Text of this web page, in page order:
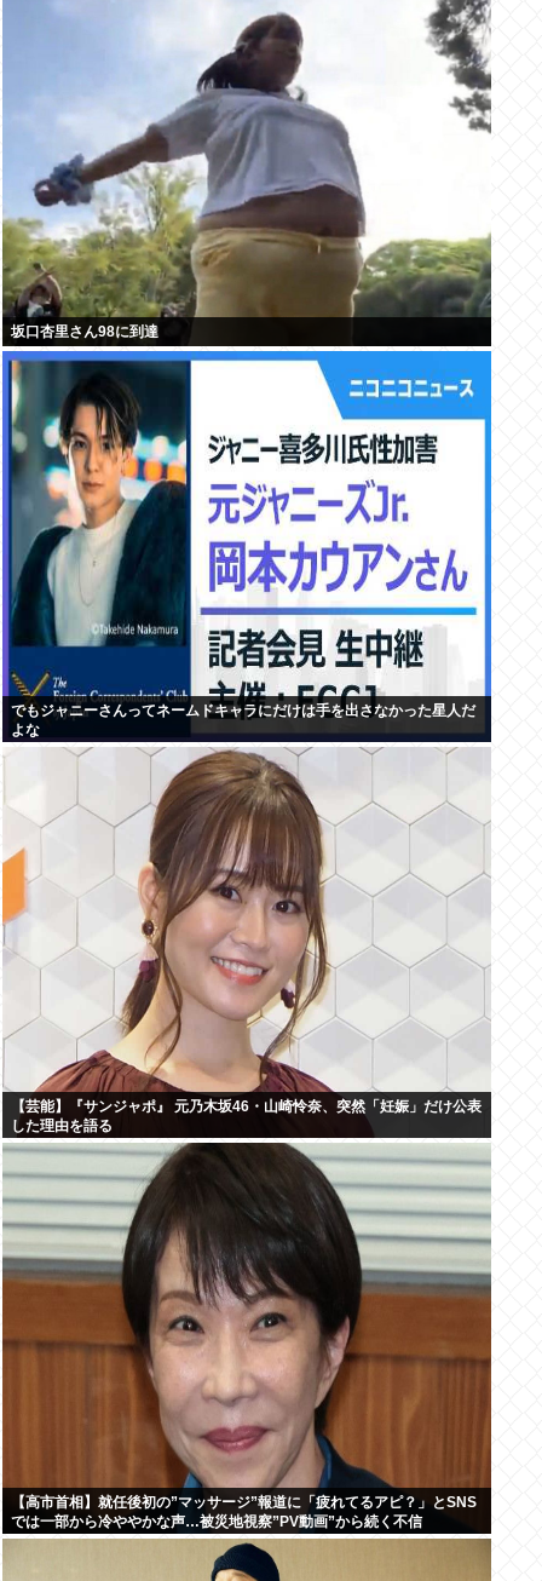
坂口杏里さん98に到達
でもジャニーさんってネームドキャラにだけは手を出さなかった星人だ
よな
【芸能】『サンジャポ』 元乃木坂46・山崎怜奈、突然「妊娠」だけ公表
した理由を語る
【高市首相】就任後初の”マッサージ”報道に「疲れてるアピ？」とSNS
では一部から冷ややかな声…被災地視察”PV動画”から続く不信